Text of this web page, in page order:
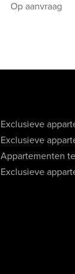
Op aanvraag
Exclusieve
Exclusieve
Appartementen
Exclusieve